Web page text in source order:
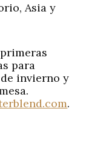
Asia y
para
invierno y
.